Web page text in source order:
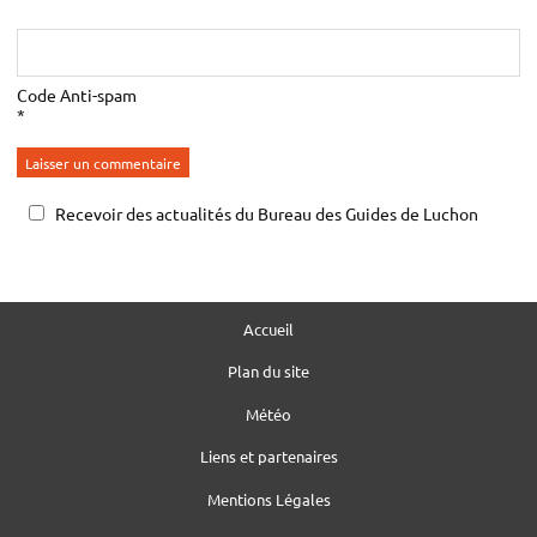
Code Anti-spam
*
Recevoir des actualités du Bureau des Guides de Luchon
Accueil
Plan du site
Météo
Liens et partenaires
Mentions Légales